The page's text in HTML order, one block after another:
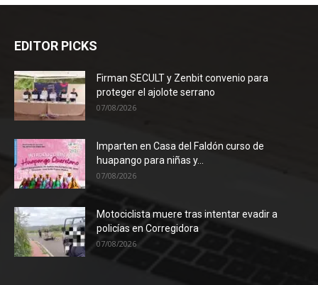
EDITOR PICKS
Firman SECULT y Zenbit convenio para
proteger el ajolote serrano
07/08/2026
Imparten en Casa del Faldón curso de
huapango para niñas y...
07/08/2026
Motociclista muere tras intentar evadir a
policías en Corregidora
07/08/2026